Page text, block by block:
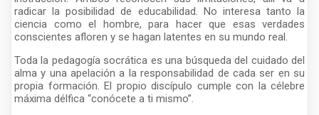
radicar la posibilidad de educabilidad. No interesa tanto la
ciencia como el hombre, para hacer que esas verdades
conscientes afloren y se hagan latentes en su mundo real.
Toda la pedagogía socrática es una búsqueda del cuidado del
alma y una apelación a la responsabilidad de cada ser en su
propia formación. El propio discípulo cumple con la célebre
máxima délfica “conócete a ti mismo”.